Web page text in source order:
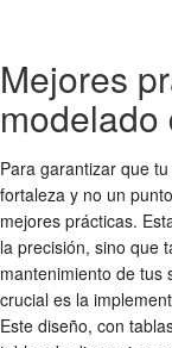
Mejores
modelado
Para garantizar que tu
fortaleza y no un
mejores prácticas.
la precisión, sino que
mantenimiento de tus
crucial es la
Este diseño, con